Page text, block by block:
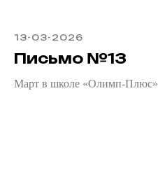
13-03-2026
Письмо №13
Март в школе «Олимп-Плюс»